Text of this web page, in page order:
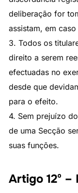
deliberação for
assistam, em
3. Todos os
direito a serem
efectuadas no
desde que
para o efeito.
4. Sem prejuízo
de uma Secção
suas funções.
Artigo 12º